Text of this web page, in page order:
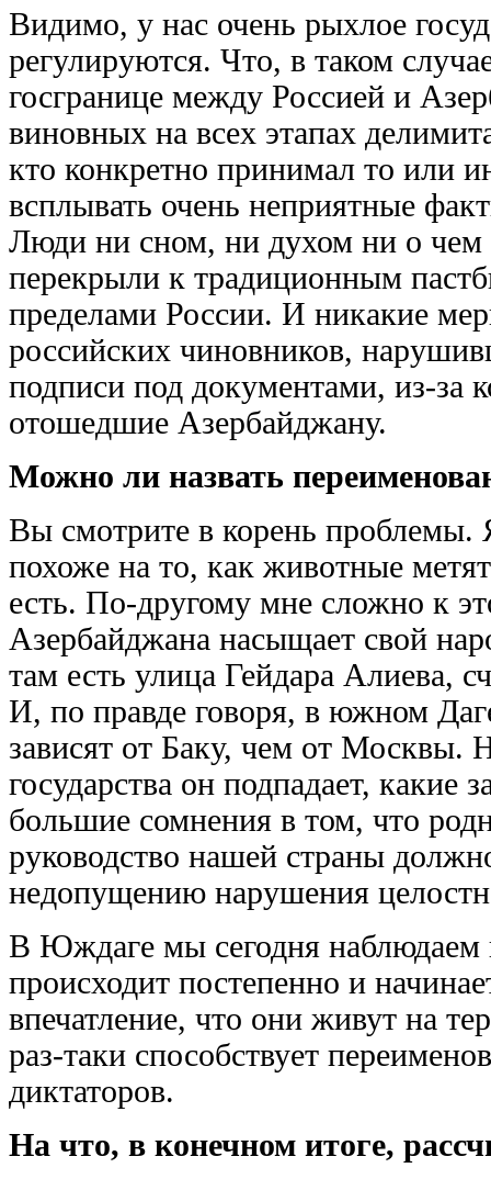
Видимо, у нас очень рыхлое
регулируются. Что, в таком
госгранице между Россией и
виновных на всех этапах
кто конкретно принимал то или
всплывать очень неприятные
Люди ни сном, ни духом ни о чем
перекрыли к традиционным
пределами России. И никакие
российских чиновников,
подписи под документами, из-за
отошедшие Азербайджану.
Можно ли назвать
Вы смотрите в корень проблемы.
похоже на то, как животные
есть. По-другому мне сложно к
Азербайджана насыщает свой
там есть улица Гейдара Алиева,
И, по правде говоря, в южном
зависят от Баку, чем от Москвы.
государства он подпадает,
большие сомнения в том, что
руководство нашей страны
недопущению нарушения
В Юждаге мы сегодня наблюдаем
происходит постепенно и
впечатление, что они живут на
раз-таки способствует
диктаторов.
На что, в конечном итоге,